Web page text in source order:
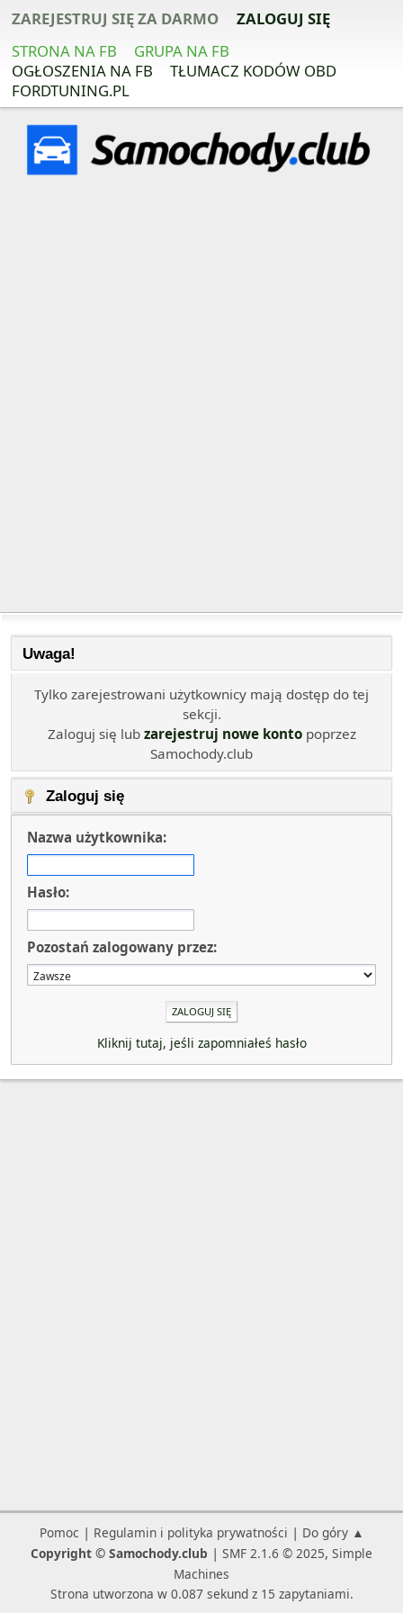
ZAREJESTRUJ SIĘ ZA DARMO
ZALOGUJ SIĘ
STRONA NA FB
GRUPA NA FB
OGŁOSZENIA NA FB
TŁUMACZ KODÓW OBD
FORDTUNING.PL
Uwaga!
Tylko zarejestrowani użytkownicy mają dostęp do tej
sekcji.
Zaloguj się lub zarejestruj nowe kontopoprzez
Samochody.club
Zaloguj się
Nazwa użytkownika:
Hasło:
Pozostań zalogowany przez:
Kliknij tutaj, jeśli zapomniałeś hasło
Pomoc | Regulamin i polityka prywatności | Do góry ▲
Copyright © Samochody.club | SMF 2.1.6 © 2025, Simple
Machines
Strona utworzona w 0.087 sekund z 15 zapytaniami.